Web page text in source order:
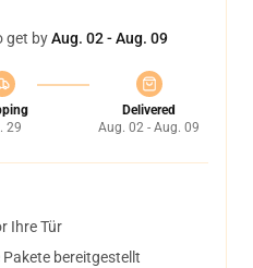
get byAug. 02 - Aug. 09
29
Delivered
Aug. 02 - Aug. 09
Ihre Tür
bereitgestellt